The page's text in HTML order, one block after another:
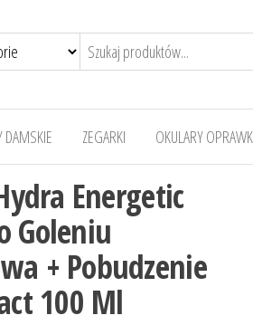
DAMSKIE ZEGARKI OKULARY
Energetic
Goleniu
+ Pobudzenie
100 Ml